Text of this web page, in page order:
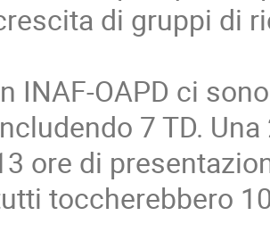
di gruppi di
INAF-OAPD ci
7 TD.
ore di
toccherebbero